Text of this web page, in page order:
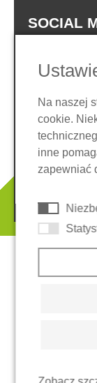
SOCIAL
Nota prawna
Ogólne
System
Na naszej
cookie.
inne
zapewniać